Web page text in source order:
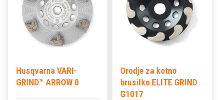
Husqvarna VARI-
GRIND™ ARROW 0
Orodje za kotno
brusilko ELITE GRIND
G1017